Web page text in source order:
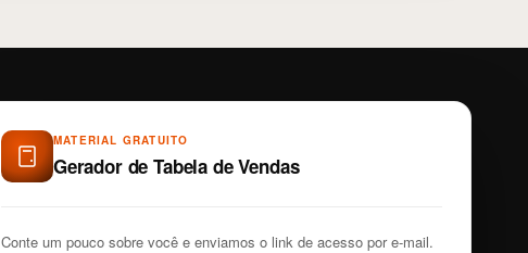
MATERIAL GRATUITO
Gerador de Tabela de Vendas
Conte um pouco sobre você e enviamos o link de acesso por e-mail.